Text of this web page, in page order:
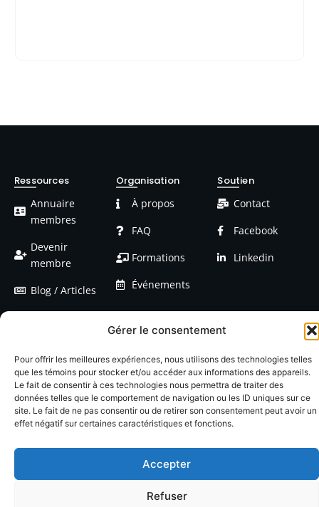
Gérer le consentement
Pour offrir les meilleures expériences, nous utilisons des technologies telles
que les témoins pour stocker et/ou accéder aux informations des appareils.
Le fait de consentir à ces technologies nous permettra de traiter des
données telles que le comportement de navigation ou les ID uniques sur ce
site. Le fait de ne pas consentir ou de retirer son consentement peut avoir un
effet négatif sur certaines caractéristiques et fonctions.
Accepter
Refuser
Ressources
Annuaire
membres
Devenir
membre
Blog / Articles
Organisation
À propos
FAQ
Formations
Événements
Soutien
Contact
Facebook
Linkedin
© 2026 LACOP Tous droits réservés | propulsé parNexlab|Cookies|
Confidentialté